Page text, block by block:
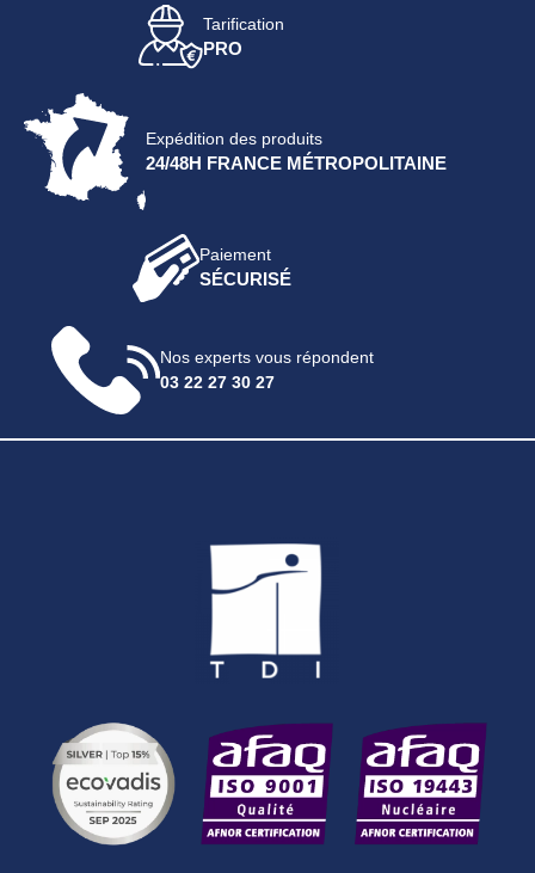
Tarification
PRO
Expédition des produits
24/48H FRANCE MÉTROPOLITAINE
Paiement
SÉCURISÉ
Nos experts vous répondent
03 22 27 30 27